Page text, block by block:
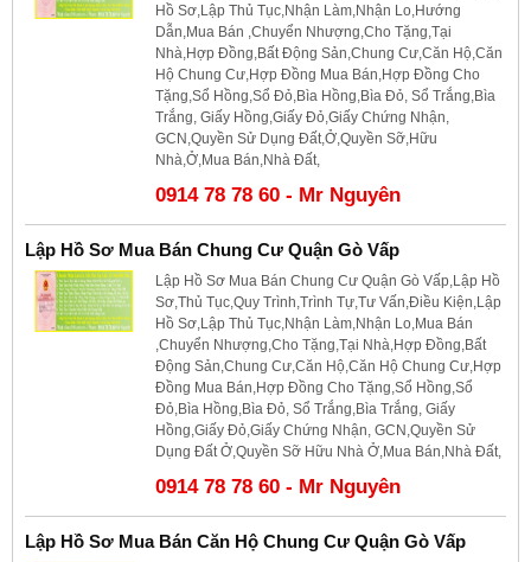
Hồ Sơ,Lập Thủ Tục,Nhận Làm,Nhận Lo,Hướng
Dẫn,Mua Bán ,Chuyển Nhượng,Cho Tặng,Tại
Nhà,Hợp Đồng,Bất Động Sản,Chung Cư,Căn Hộ,Căn
Hộ Chung Cư,Hợp Đồng Mua Bán,Hợp Đồng Cho
Tặng,Sổ Hồng,Sổ Đỏ,Bìa Hồng,Bìa Đỏ, Sổ Trắng,Bìa
Trắng, Giấy Hồng,Giấy Đỏ,Giấy Chứng Nhận,
GCN,Quyền Sử Dụng Đất,Ở,Quyền Sỡ,Hữu
Nhà,Ở,Mua Bán,Nhà Đất,
0914 78 78 60 - Mr Nguyên
Lập Hồ Sơ Mua Bán Chung Cư Quận Gò Vấp
Lập Hồ Sơ Mua Bán Chung Cư Quận Gò Vấp,Lập Hồ
Sơ,Thủ Tục,Quy Trình,Trình Tự,Tư Vấn,Điều Kiện,Lập
Hồ Sơ,Lập Thủ Tục,Nhận Làm,Nhận Lo,Mua Bán
,Chuyển Nhượng,Cho Tặng,Tại Nhà,Hợp Đồng,Bất
Động Sản,Chung Cư,Căn Hộ,Căn Hộ Chung Cư,Hợp
Đồng Mua Bán,Hợp Đồng Cho Tặng,Sổ Hồng,Sổ
Đỏ,Bìa Hồng,Bìa Đỏ, Sổ Trắng,Bìa Trắng, Giấy
Hồng,Giấy Đỏ,Giấy Chứng Nhận, GCN,Quyền Sử
Dụng Đất Ở,Quyền Sỡ Hữu Nhà Ở,Mua Bán,Nhà Đất,
0914 78 78 60 - Mr Nguyên
Lập Hồ Sơ Mua Bán Căn Hộ Chung Cư Quận Gò Vấp